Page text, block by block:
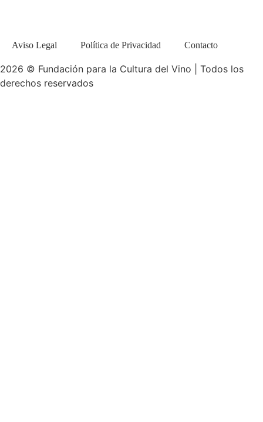
Aviso Legal Política de Privacidad Contacto
2026 © Fundación para la Cultura del Vino | Todos los
derechos reservados